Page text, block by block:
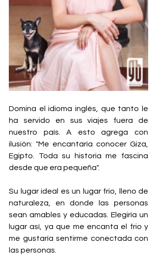
Domina el idioma inglés, que tanto le
ha servido en sus viajes fuera de
nuestro país. A esto agrega con
ilusión: "Me encantaría conocer Giza,
Egipto. Toda su historia me fascina
desde que era pequeña".
Su lugar ideal es un lugar frio, lleno de
naturaleza, en donde las personas
sean amables y educadas. Elegiría un
lugar así, ya que me encanta el frio y
me gustaría sentirme conectada con
las personas.